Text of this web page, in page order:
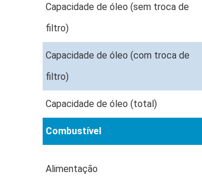
Capacidade de óleo (sem troca de
filtro)
Capacidade de óleo (com troca de
filtro)
Capacidade de óleo (total)
Combustível
Alimentação